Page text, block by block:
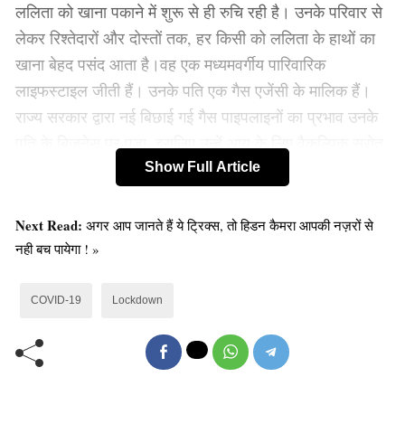
ललिता को खाना पकाने में शुरू से ही रुचि रही है। उनके परिवार से
लेकर रिश्तेदारों और दोस्तों तक, हर किसी को ललिता के हाथों का
खाना बेहद पसंद आता है।वह एक मध्यमवर्गीय पारिवारिक
लाइफस्टाइल जीती हैं। उनके पति एक गैस एजेंसी के मालिक हैं।
राज्य सरकार द्वारा नई बिछाई गई गैस पाइपलाइनों का प्रभाव उनके
पति के बिज़नेस पर पड़ा, इसलिए उन्हें आय के लिए वैकल्पिक स्रोत
Show Full Article
Next Read: अगर आप जानते हैं ये ट्रिक्स, तो हिडन कैमरा आपकी नज़रों से
नही बच पायेगा ! »
COVID-19 Lockdown